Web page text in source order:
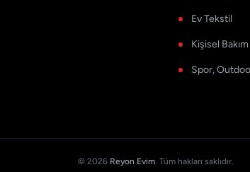
Ev Tekstil
Kişisel Bakım
Spor,
© 2026 Reyon Evim. Tüm hakları saklıdır.